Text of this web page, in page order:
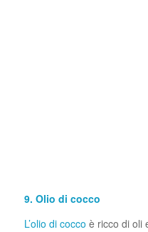
9. Olio di cocco
L’olio di cocco è ricco di oli